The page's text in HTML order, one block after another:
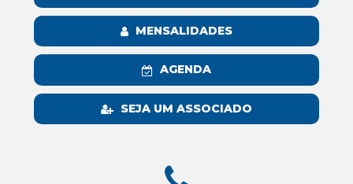
MENSALIDADES
AGENDA
SEJA UM ASSOCIADO